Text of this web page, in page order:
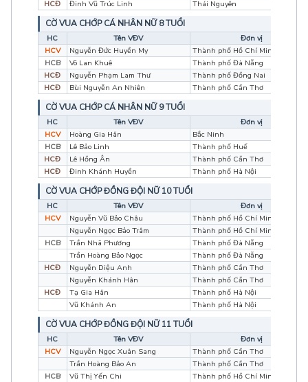
HCĐ
Đinh Vũ Trúc Linh Thái Nguyên
CỜ VUA CHỚP CÁ NHÂN NỮ 8 TUỔI
HC Tên VĐV
Đơn vị
HCV
Nguyễn Đức Huyền My
Thành phố Hồ Chí Minh
HCB
Võ Lan Khuê
Thành phố Đà Nẵng
HCĐ
Nguyễn Phạm Lam Thư
Thành phố Đồng Nai
HCĐ
Bùi Nguyễn An Nhiên Thành phố Cần Thơ
CỜ VUA CHỚP CÁ NHÂN NỮ 9 TUỔI
HC Tên VĐV
Đơn vị
HCV
Hoàng Gia Hân
Bắc Ninh
HCB
Lê Bảo Linh
Thành phố Huế
HCĐ
Lê Hồng Ân
Thành phố Cần Thơ
HCĐ
Đinh Khánh Huyền Thành phố Hà Nội
CỜ VUA CHỚP ĐỒNG ĐỘI NỮ 10 TUỔI
HC Tên VĐV
Đơn vị
HCV
Nguyễn Vũ Bảo Châu
Thành phố Hồ Chí Minh
Nguyễn Ngọc Bảo Trâm
Thành phố Hồ Chí Minh
HCB
Trần Nhã Phương
Thành phố Đà Nẵng
Trần Hoàng Bảo Ngọc
Thành phố Đà Nẵng
HCĐ
Nguyễn Diệu Anh
Thành phố Cần Thơ
Nguyễn Khánh Hân
Thành phố Cần Thơ
HCĐ
Tạ Gia Hân
Thành phố Hà Nội
Vũ Khánh An
Thành phố Hà Nội
CỜ VUA CHỚP ĐỒNG ĐỘI NỮ 11 TUỔI
HC Tên VĐV
Đơn vị
HCV
Nguyễn Ngọc Xuân Sang
Thành phố Cần Thơ
Trần Hoàng Bảo An
Thành phố Cần Thơ
HCB
Vũ Thị Yến Chi Thành phố Hồ Chí Minh